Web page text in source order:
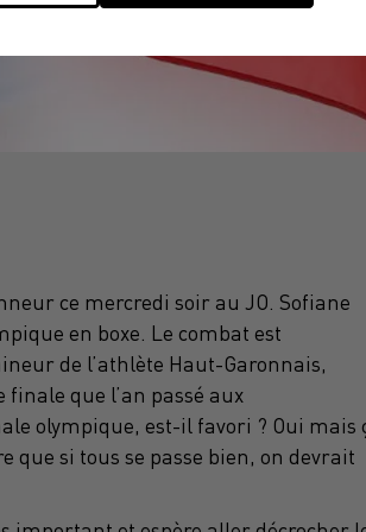
ce mercredi soir au JO. Sofiane
en boxe. Le combat est
de l’athlète Haut-Garonnais,
que l’an passé aux
olympique, est-il favori ? Oui mais
que si tous se passe bien, on devrait